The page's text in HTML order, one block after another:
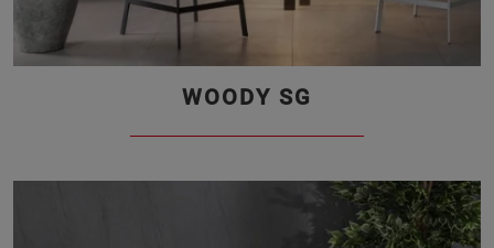
WOODY SG